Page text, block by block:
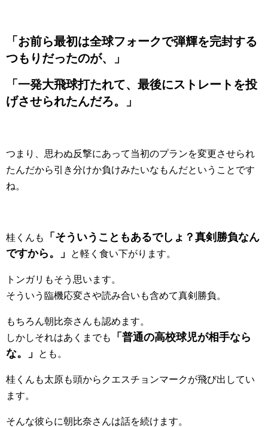
「お前ら最初は全球フォークで弾輝を完封する
つもりだったのが、」
「一発大飛球打たれて、最後にストレートを投
げさせられたんだろ。」
つまり、思わぬ反撃にあって当初のプランを変更させられ
たんだから引き分けか負けみたいなもんだということです
ね。
桂くんも
「そういうこともあるでしょ？真剣勝負なん
ですから。」
と軽く食い下がります。
トンガリもそう思います。
そういう臨機応変さや読み合いも含めて真剣勝負。
もちろん朝比奈さんも認めます。
しかしそれはあくまでも
「普通の高校球児が相手なら
な。」
とも。
桂くんも太原も頭からクエスチョンマークが飛び出してい
ます。
そんな彼らに朝比奈さんは話を続けます。